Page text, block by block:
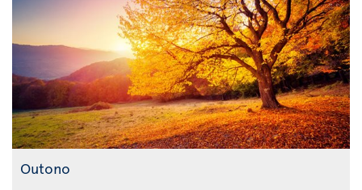
Outono